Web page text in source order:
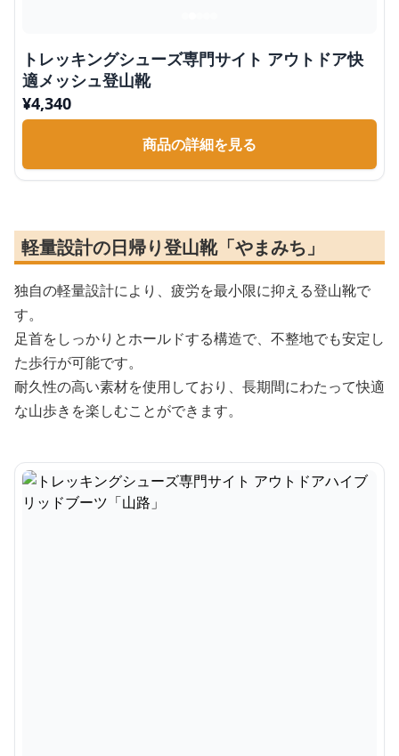
トレッキングシューズ専門サイト アウトドア快
適メッシュ登山靴
¥4,340
商品の詳細を見る
軽量設計の日帰り登山靴「やまみち」
独自の軽量設計により、疲労を最小限に抑える登山靴で
す。
足首をしっかりとホールドする構造で、不整地でも安定し
た歩行が可能です。
耐久性の高い素材を使用しており、長期間にわたって快適
な山歩きを楽しむことができます。